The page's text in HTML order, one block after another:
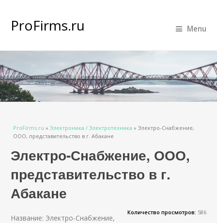
ProFirms.ru Menu
Вы здесь
ProFirms.ru » Электроника / Электротехника » Электро-Снабжение,
ООО, представительство в г. Абакане
Электро-Снабжение, ООО,
представительство в г.
Абакане
Количество просмотров: 586
Название: Электро-Снабжение,